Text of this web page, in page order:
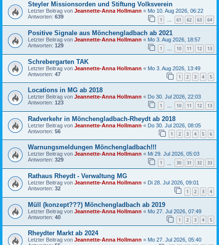
Steyler Missionsorden und Stiftung Volksverein
Letzter Beitrag von Jeannette-Anna Hollmann « Mo 10. Aug 2026, 06:22
Antworten: 639 1 … 61 62 63 64
Positive Signale aus Mönchengladbach ab 2021
Letzter Beitrag von Jeannette-Anna Hollmann « Mo 3. Aug 2026, 18:57
Antworten: 129 1 … 10 11 12 13
Schrebergarten TAK
Letzter Beitrag von Jeannette-Anna Hollmann « Mo 3. Aug 2026, 13:49
Antworten: 47 1 2 3 4 5
Locations in MG ab 2018
Letzter Beitrag von Jeannette-Anna Hollmann « Do 30. Jul 2026, 22:03
Antworten: 123 1 … 10 11 12 13
Radverkehr in Mönchengladbach-Rheydt ab 2018
Letzter Beitrag von Jeannette-Anna Hollmann « Do 30. Jul 2026, 08:05
Antworten: 56 1 2 3 4 5 6
Warnungsmeldungen Mönchengladbach!!!
Letzter Beitrag von Jeannette-Anna Hollmann « Mi 29. Jul 2026, 05:03
Antworten: 329 1 30 31 32 33
Rathaus Rheydt - Verwaltung MG
Letzter Beitrag von Jeannette-Anna Hollmann « Di 28. Jul 2026, 09:01
Antworten: 32 1 2 3 4
Müll (konzept???) Mönchengladbach ab 2019
Letzter Beitrag von Jeannette-Anna Hollmann « Mo 27. Jul 2026, 07:49
Antworten: 40 1 2 3 4 5
Rheydter Markt ab 2024
Letzter Beitrag von Jeannette-Anna Hollmann « Mo 27. Jul 2026, 05:40